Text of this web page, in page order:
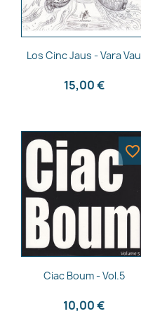
Aperçu rapide
Los Cinc Jaus - Vara Vau
15,00 €
Aperçu rapide
Ciac Boum - Vol.5
10,00 €
favorite_border